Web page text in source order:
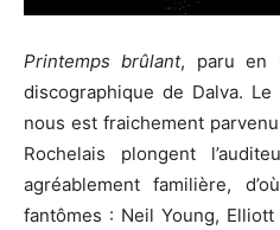
Printemps brûlant, paru en
discographique de Dalva. Le
nous est fraichement
Rochelais plongent
agréablement familière,
fantômes : Neil Young,